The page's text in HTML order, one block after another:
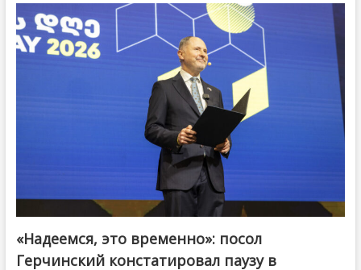
«Надеемся, это временно»: посол
Герчинский констатировал паузу в